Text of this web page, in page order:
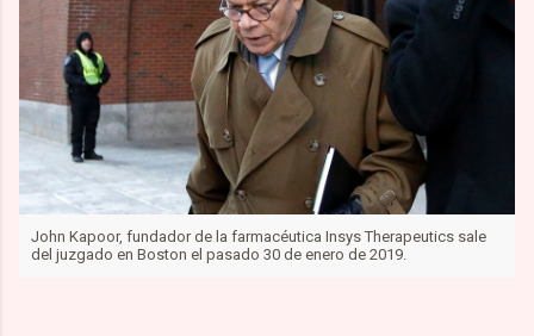
F
a
T
w
John Kapoor, fundador de la farmacéutica Insys Therapeutics sale
del juzgado en Boston el pasado 30 de enero de 2019.